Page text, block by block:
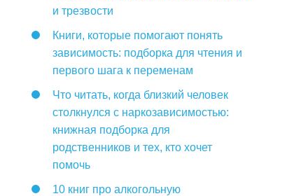
и трезвости
Книги, которые помогают понять
зависимость: подборка для чтения и
первого шага к переменам
Что читать, когда близкий человек
столкнулся с наркозависимостью:
книжная подборка для
родственников и тех, кто хочет
помочь
10 книг про алкогольную